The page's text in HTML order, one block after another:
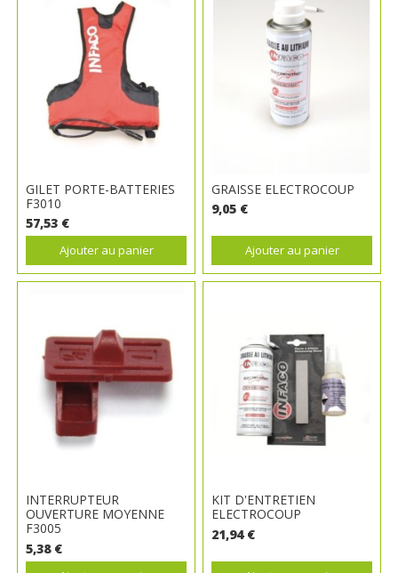
GILET PORTE-BATTERIES
F3010
57,53 €
Ajouter au panier
GRAISSE ELECTROCOUP
9,05 €
Ajouter au panier
INTERRUPTEUR
OUVERTURE MOYENNE
F3005
5,38 €
KIT D'ENTRETIEN
ELECTROCOUP
21,94 €